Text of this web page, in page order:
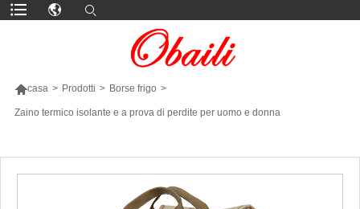
casa > Prodotti > Borse frigo >
Zaino termico isolante e a prova di perdite per uomo e donna